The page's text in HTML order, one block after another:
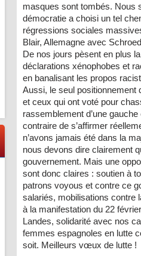
masques sont tombés. Nous
démocratie a choisi un tel
régressions sociales
Blair, Allemagne avec
De nos jours pèsent en plus
déclarations xénophobes et
en banalisant les propos
Aussi, le seul positionnement
et ceux qui ont voté pour
rassemblement d’une
contraire de s’affirmer
n’avons jamais été dans la
nous devons dire clairement
gouvernement. Mais une
sont donc claires : soutien à
patrons voyous et contre ce
salariés, mobilisations contre
à la manifestation du 22
Landes, solidarité avec nos
femmes espagnoles en lutte
soit. Meilleurs vœux de lutte !